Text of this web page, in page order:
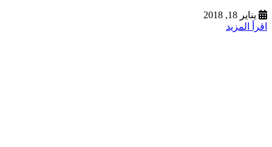
يناير 18, 2018
اقرأ المزيد